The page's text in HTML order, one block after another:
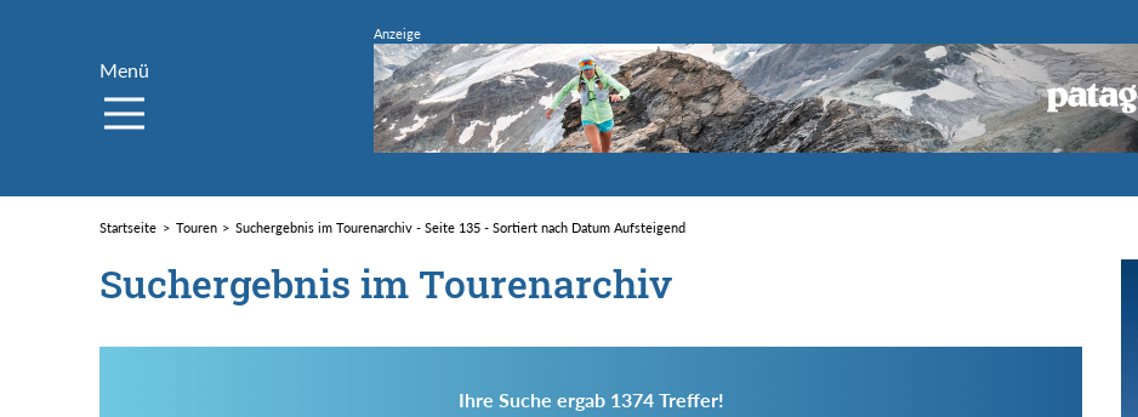
Menü
Startseite Touren Suchergebnis im Tourenarchiv - Seite 135 - Sortiert nach Datum Aufsteigend
Suchergebnis im Tourenarchiv
Ihre Suche ergab 1374 Treffer!